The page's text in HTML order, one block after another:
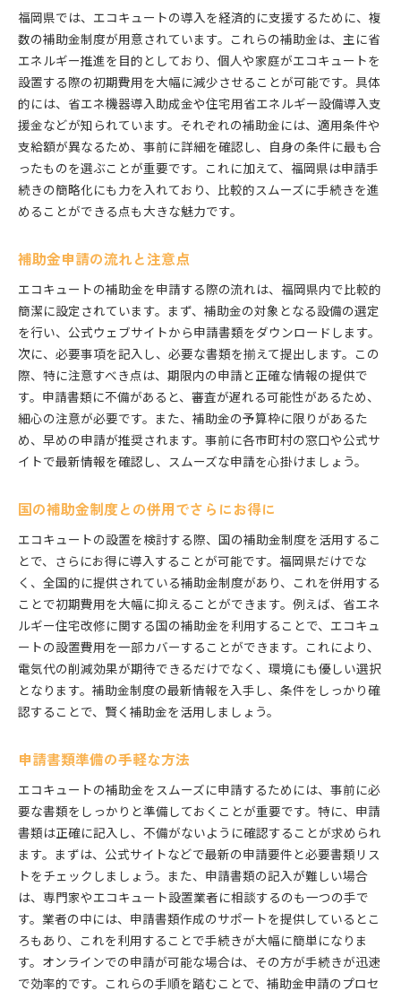
福岡県では、エコキュートの導入を経済的に支援するために、複
数の補助金制度が用意されています。これらの補助金は、主に省
エネルギー推進を目的としており、個人や家庭がエコキュートを
設置する際の初期費用を大幅に減少させることが可能です。具体
的には、省エネ機器導入助成金や住宅用省エネルギー設備導入支
援金などが知られています。それぞれの補助金には、適用条件や
支給額が異なるため、事前に詳細を確認し、自身の条件に最も合
ったものを選ぶことが重要です。これに加えて、福岡県は申請手
続きの簡略化にも力を入れており、比較的スムーズに手続きを進
めることができる点も大きな魅力です。
補助金申請の流れと注意点
エコキュートの補助金を申請する際の流れは、福岡県内で比較的
簡潔に設定されています。まず、補助金の対象となる設備の選定
を行い、公式ウェブサイトから申請書類をダウンロードします。
次に、必要事項を記入し、必要な書類を揃えて提出します。この
際、特に注意すべき点は、期限内の申請と正確な情報の提供で
す。申請書類に不備があると、審査が遅れる可能性があるため、
細心の注意が必要です。また、補助金の予算枠に限りがあるた
め、早めの申請が推奨されます。事前に各市町村の窓口や公式サ
イトで最新情報を確認し、スムーズな申請を心掛けましょう。
国の補助金制度との併用でさらにお得に
エコキュートの設置を検討する際、国の補助金制度を活用するこ
とで、さらにお得に導入することが可能です。福岡県だけでな
く、全国的に提供されている補助金制度があり、これを併用する
ことで初期費用を大幅に抑えることができます。例えば、省エネ
ルギー住宅改修に関する国の補助金を利用することで、エコキュ
ートの設置費用を一部カバーすることができます。これにより、
電気代の削減効果が期待できるだけでなく、環境にも優しい選択
となります。補助金制度の最新情報を入手し、条件をしっかり確
認することで、賢く補助金を活用しましょう。
申請書類準備の手軽な方法
エコキュートの補助金をスムーズに申請するためには、事前に必
要な書類をしっかりと準備しておくことが重要です。特に、申請
書類は正確に記入し、不備がないように確認することが求められ
ます。まずは、公式サイトなどで最新の申請要件と必要書類リス
トをチェックしましょう。また、申請書類の記入が難しい場合
は、専門家やエコキュート設置業者に相談するのも一つの手で
す。業者の中には、申請書類作成のサポートを提供しているとこ
ろもあり、これを利用することで手続きが大幅に簡単になりま
す。オンラインでの申請が可能な場合は、その方が手続きが迅速
で効率的です。これらの手順を踏むことで、補助金申請のプロセ